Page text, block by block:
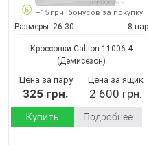
+15 грн. бонусов за покупку
Размеры: 26-30 8 пар
Кроссовки Callion 11006-4
(Демисезон)
Цена за пару
325 грн.
Цена за ящик
2 600 грн.
Купить Подробнее